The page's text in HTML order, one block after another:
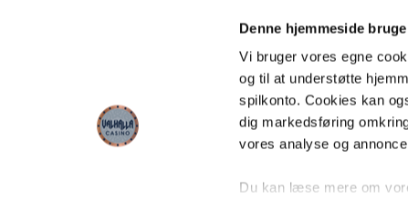
Denne hjemmeside
Vi bruger vores egne
og til at understøtte
spilkonto. Cookies kan
dig markedsføring
vores analyse og
Du kan læse mere om